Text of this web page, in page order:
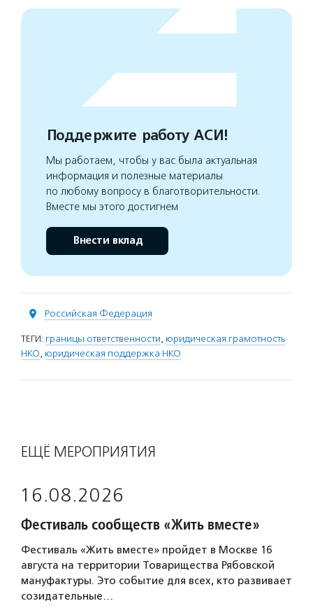
Поддержите работу АСИ!
Мы работаем, чтобы у вас была актуальная
информация и полезные материалы
по любому вопросу в благотворительности.
Вместе мы этого достигнем
Внести вклад
Российская Федерация
ТЕГИ: границы ответственности, юридическая грамотность
НКО, юридическая поддержка НКО
ЕЩЁ МЕРОПРИЯТИЯ
16.08.2026
Фестиваль сообществ «Жить вместе»
Фестиваль «Жить вместе» пройдет в Москве 16
августа на территории Товарищества Рябовской
мануфактуры. Это событие для всех, кто развивает
созидательные…